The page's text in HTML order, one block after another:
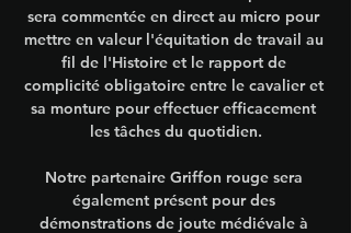
sera commentée en direct au micro pour
mettre en valeur l'équitation de travail au
fil de l'Histoire et le rapport de
complicité obligatoire entre le cavalier et
sa monture pour effectuer efficacement
les tâches du quotidien.
Notre partenaire Griffon rouge sera
également présent pour des
démonstrations de joute médiévale à